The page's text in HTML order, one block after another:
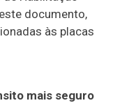
documento,
às placas
mais seguro